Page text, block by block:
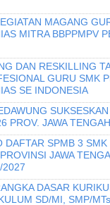
MAGANG
MITRA BBPPMPV
DAN RESKILLING
GURU SMK
SE INDONESIA
PROV. JAWA TENGAH
DAFTAR SPMB 3
JAWA
2027
DASAR
SD/MI, SMP/